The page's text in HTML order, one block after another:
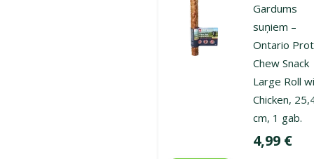
Gardums
suņiem –
Ontario
Chew Snack
Large Roll
Chicken,
cm, 1 gab.
Cena
4,99 €